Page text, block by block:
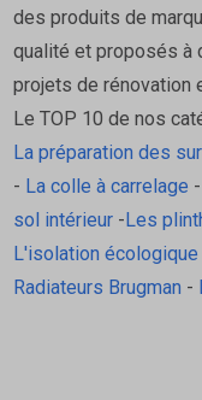
des produits de
qualité et proposés à
projets de rénovation
Le TOP 10 de nos
La préparation des
- La colle à carrelage -
sol intérieur-Les
L'isolation écologique
Radiateurs Brugman -